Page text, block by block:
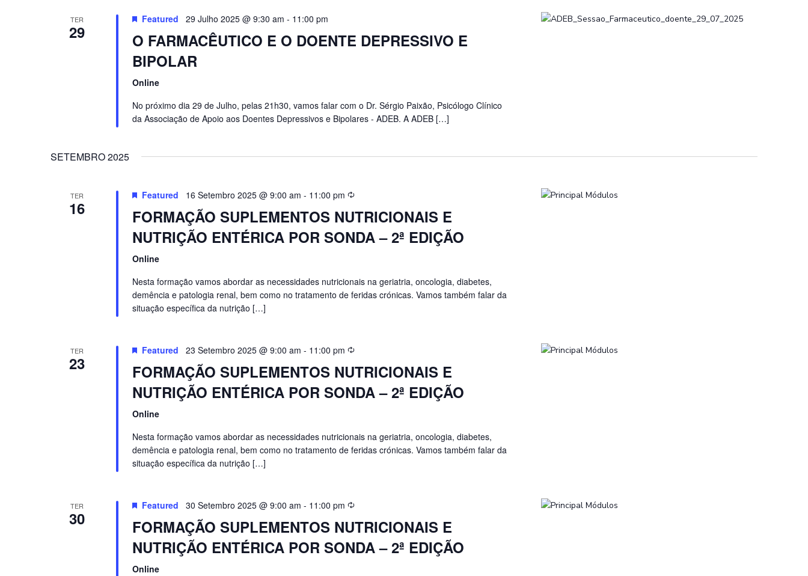
TER
29
Featured 29 Julho 2025 @ 9:30 am - 11:00 pm
O FARMACÊUTICO E O DOENTE DEPRESSIVO E
BIPOLAR
Online
No próximo dia 29 de Julho, pelas 21h30, vamos falar com o Dr. Sérgio Paixão, Psicólogo Clínico
da Associação de Apoio aos Doentes Depressivos e Bipolares - ADEB. A ADEB […]
SETEMBRO 2025
TER
16
Featured 16 Setembro 2025 @ 9:00 am - 11:00 pm
FORMAÇÃO SUPLEMENTOS NUTRICIONAIS E
NUTRIÇÃO ENTÉRICA POR SONDA – 2ª EDIÇÃO
Online
Nesta formação vamos abordar as necessidades nutricionais na geriatria, oncologia, diabetes,
demência e patologia renal, bem como no tratamento de feridas crónicas. Vamos também falar da
situação específica da nutrição […]
TER
23
Featured 23 Setembro 2025 @ 9:00 am - 11:00 pm
FORMAÇÃO SUPLEMENTOS NUTRICIONAIS E
NUTRIÇÃO ENTÉRICA POR SONDA – 2ª EDIÇÃO
Online
Nesta formação vamos abordar as necessidades nutricionais na geriatria, oncologia, diabetes,
demência e patologia renal, bem como no tratamento de feridas crónicas. Vamos também falar da
situação específica da nutrição […]
TER
30
Featured 30 Setembro 2025 @ 9:00 am - 11:00 pm
FORMAÇÃO SUPLEMENTOS NUTRICIONAIS E
NUTRIÇÃO ENTÉRICA POR SONDA – 2ª EDIÇÃO
Online